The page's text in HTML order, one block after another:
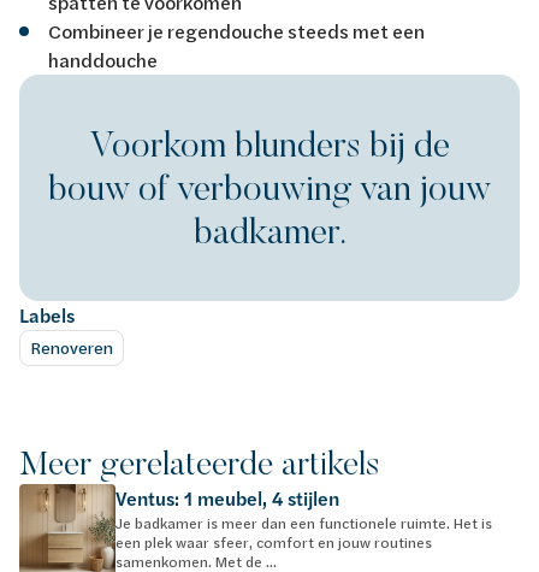
Combineer je regendouche steeds met een
handdouche
Voorkom blunders bij de
bouw of verbouwing van jouw
badkamer.
Labels
Renoveren
Meer gerelateerde artikels
Ventus: 1 meubel, 4 stijlen
Je badkamer is meer dan een functionele ruimte. Het is
een plek waar sfeer, comfort en jouw routines
samenkomen. Met de ...